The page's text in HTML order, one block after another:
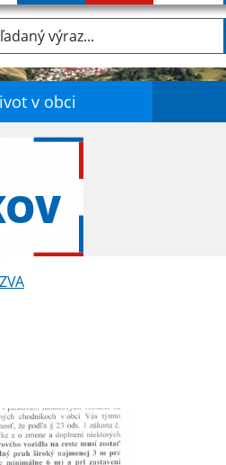
výraz...
v obci